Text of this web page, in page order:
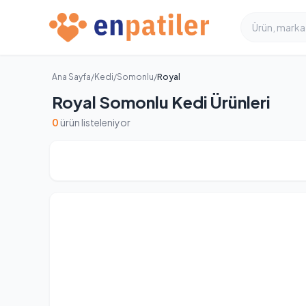
Ana Sayfa/Kedi/Somonlu/Royal
Royal Somonlu Kedi Ürünleri
0 ürün listeleniyor